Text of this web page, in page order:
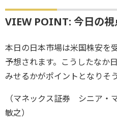
VIEW POINT: 今日の視
本日の日本市場は米国株安を
予想されます。こうしたなか
みせるかがポイントとなりそう
（マネックス証券 シニア・
敏之）